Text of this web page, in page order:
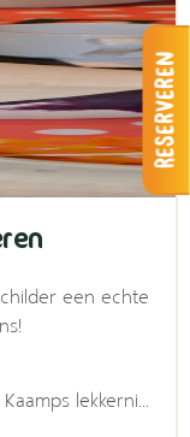
een echte
lekkernij,
Reserveren